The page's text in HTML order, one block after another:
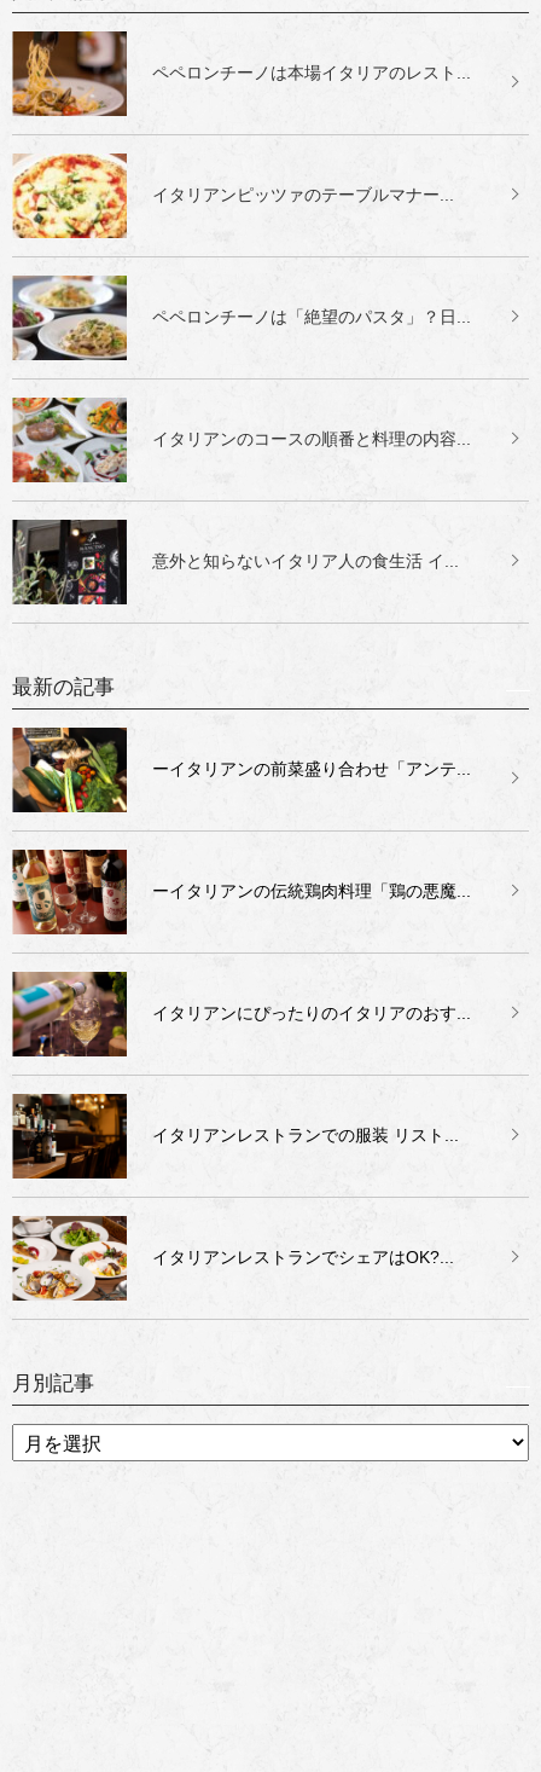
ペペロンチーノは本場イタリアのレスト...
イタリアンピッツァのテーブルマナー...
ペペロンチーノは「絶望のパスタ」？日...
イタリアンのコースの順番と料理の内容...
意外と知らないイタリア人の食生活 イ...
最新の記事
ーイタリアンの前菜盛り合わせ「アンテ...
ーイタリアンの伝統鶏肉料理「鶏の悪魔...
イタリアンにぴったりのイタリアのおす...
イタリアンレストランでの服装 リスト...
イタリアンレストランでシェアはOK?...
月別記事